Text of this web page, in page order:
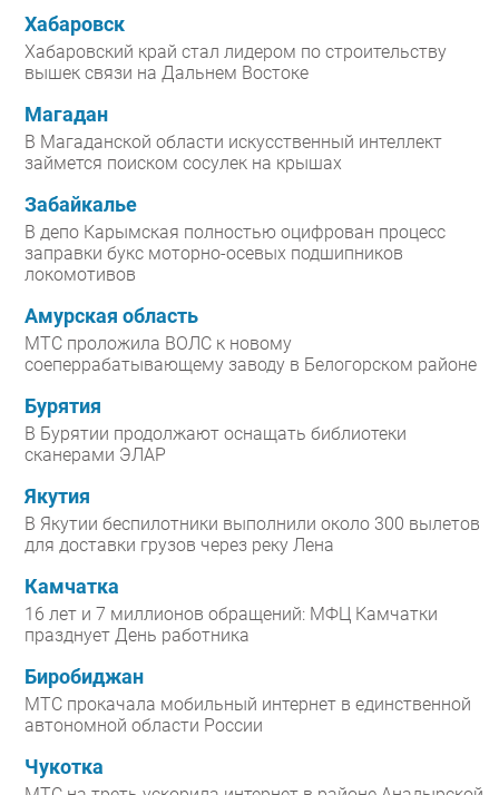
Хабаровск
Хабаровский край стал лидером по строительству
вышек связи на Дальнем Востоке
Магадан
В Магаданской области искусственный интеллект
займется поиском сосулек на крышах
Забайкалье
В депо Карымская полностью оцифрован процесс
заправки букс моторно-осевых подшипников
локомотивов
Амурская область
МТС проложила ВОЛС к новому
соеперрабатывающему заводу в Белогорском районе
Бурятия
В Бурятии продолжают оснащать библиотеки
сканерами ЭЛАР
Якутия
В Якутии беспилотники выполнили около 300 вылетов
для доставки грузов через реку Лена
Камчатка
16 лет и 7 миллионов обращений: МФЦ Камчатки
празднует День работника
Биробиджан
МТС прокачала мобильный интернет в единственной
автономной области России
Чукотка